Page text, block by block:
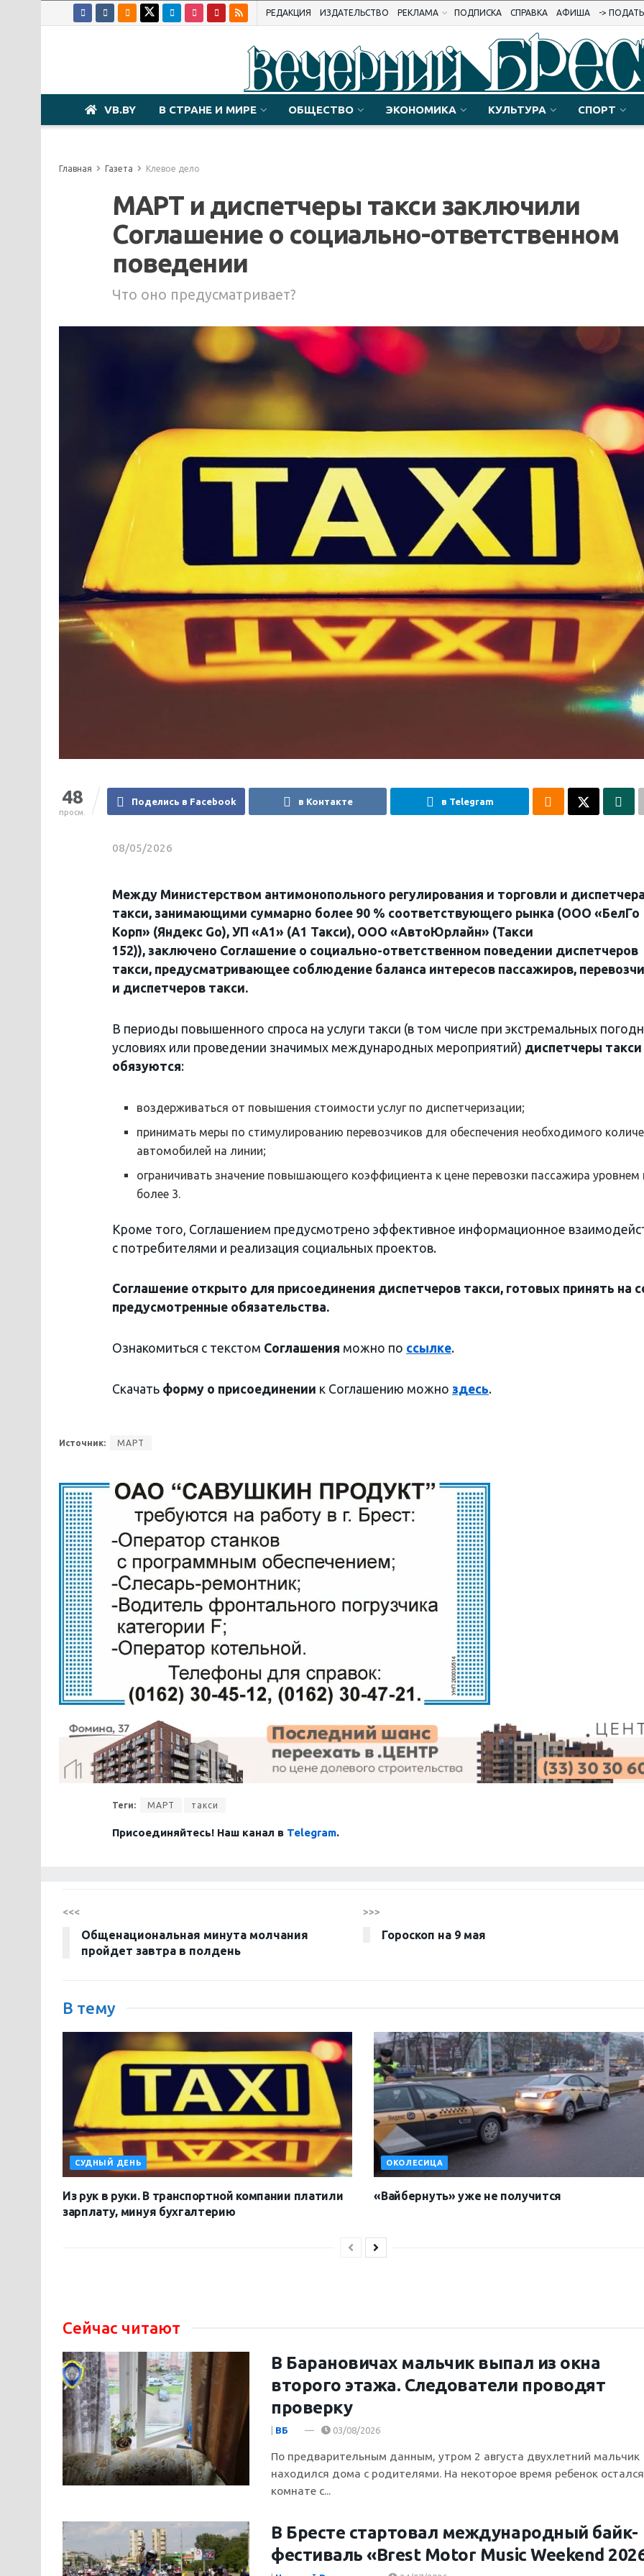
РЕДАКЦИЯ ИЗДАТЕЛЬСТВО РЕКЛАМА ПОДПИСКА СПРАВКА АФИША ->
VB.BY В СТРАНЕ И МИРЕ ОБЩЕСТВО ЭКОНОМИКА КУЛЬТУРА СПОРТ
Главная Газета Клевое дело
МАРТ и диспетчеры такси заключили
Соглашение о социально-ответственном
поведении
Что оно предусматривает?
48
просм.
Поделись в Facebook в Контакте в Telegram
08/05/2026
Между Министерством антимонопольного регулирования и торговли и
такси, занимающими суммарно более 90 % соответствующего рынка (ООО «БелГо
Корп» (Яндекс Go), УП «А1» (A1 Такси), ООО «АвтоЮрлайн» (Такси
152)), заключено Соглашение о социально-ответственном поведении диспетчеров
такси, предусматривающее соблюдение баланса интересов пассажиров,
и диспетчеров такси.
В периоды повышенного спроса на услуги такси (в том числе при экстремальных
условиях или проведении значимых международных мероприятий) диспетчеры такси
обязуются:
воздерживаться от повышения стоимости услуг по диспетчеризации;
принимать меры по стимулированию перевозчиков для обеспечения необходимого
автомобилей на линии;
ограничивать значение повышающего коэффициента к цене перевозки пассажира уровнем
более 3.
Кроме того, Соглашением предусмотрено эффективное информационное
с потребителями и реализация социальных проектов.
Соглашение открыто для присоединения диспетчеров такси, готовых принять на
предусмотренные обязательства.
Ознакомиться с текстом Соглашения можно по ссылке.
Скачать форму о присоединении к Соглашению можно здесь.
Источник: МАРТ
Теги: МАРТ такси
Присоединяйтесь! Наш канал в Telegram.
<<<
Общенациональная минута молчания
пройдет завтра в полдень
>>>
Гороскоп на 9 мая
В тему
СУДНЫЙ ДЕНЬ
Из рук в руки. В транспортной компании платили
зарплату, минуя бухгалтерию
ОКОЛЕСИЦА
«Вайбернуть» уже не получится
Сейчас читают
В Барановичах мальчик выпал из окна
второго этажа. Следователи проводят
проверку
ВБ 03/08/2026
По предварительным данным, утром 2 августа двухлетний мальчик
находился дома с родителями. На некоторое время ребенок
комнате с...
В Бресте стартовал международный байк-
фестиваль «Brest Motor Music Weekend